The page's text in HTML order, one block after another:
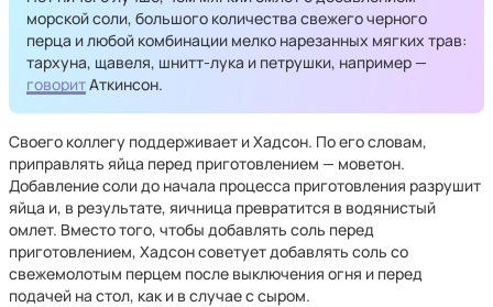
морской соли, большого количества свежего черного
перца и любой комбинации мелко нарезанных мягких трав:
тархуна, щавеля, шнитт-лука и петрушки, например —
говоритАткинсон.
Своего коллегу поддерживает и Хадсон. По его словам,
приправлять яйца перед приготовлением — моветон.
Добавление соли до начала процесса приготовления разрушит
яйца и, в результате, яичница превратится в водянистый
омлет. Вместо того, чтобы добавлять соль перед
приготовлением, Хадсон советует добавлять соль со
свежемолотым перцем после выключения огня и перед
подачей на стол, как и в случае с сыром.